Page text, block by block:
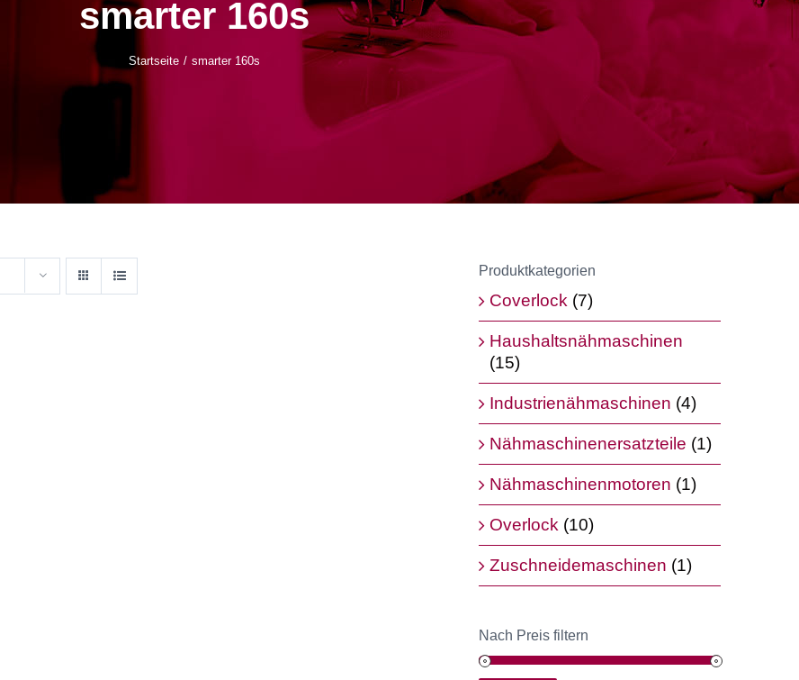
smarter 160s
Startseite smarter 160s
Produktkategorien
Coverlock (7)
Haushaltsnähmaschinen
(15)
Industrienähmaschinen (4)
Nähmaschinenersatzteile (1)
Nähmaschinenmotoren (1)
Overlock (10)
Zuschneidemaschinen (1)
Nach Preis filtern